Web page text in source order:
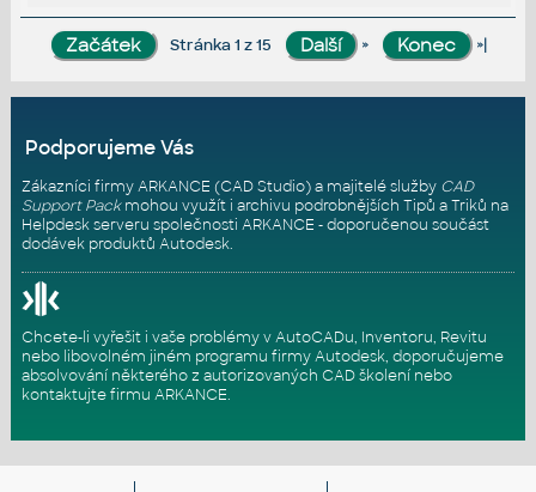
Stránka 1 z 15 » »|
Podporujeme Vás
Zákazníci firmy ARKANCE (CAD Studio) a majitelé služby CAD
Support Packmohou využít i archivu podrobnějších Tipů a Triků na
Helpdesk serveru společnosti ARKANCE - doporučenou součást
dodávek produktů Autodesk.
Chcete-li vyřešit i vaše problémy v AutoCADu, Inventoru, Revitu
nebo libovolném jiném programu firmy Autodesk, doporučujeme
absolvování některého z autorizovaných CAD školenínebo
kontaktujte firmu ARKANCE.